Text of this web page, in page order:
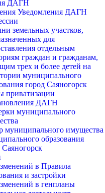
ДАГН
Уведомления ДАГН
земельных участков,
для
отдельным
граждан и гражданам,
трех и более детей на
муниципального
город Саяногорск
приватизации
ДАГН
муниципального
муниципального имущества
образования
Саяногорск
в Правила
и застройки
в генпланы